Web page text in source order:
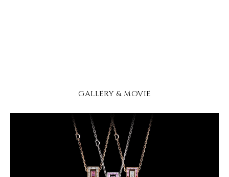
GALLERY & MOVIE